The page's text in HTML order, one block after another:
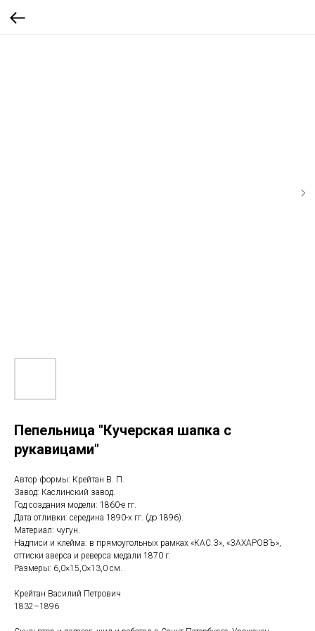
Пепельница "Кучерская шапка с
рукавицами"
Автор формы: Крейтан В. П.
Завод: Каслинский завод.
Год создания модели: 1860-е гг.
Дата отливки: середина 1890-х гг. (до 1896).
Материал: чугун.
Надписи и клейма: в прямоугольных рамках «КАС.З», «ЗАХАРОВЪ»,
оттиски аверса и реверса медали 1870 г.
Размеры: 6,0×15,0×13,0 см.
Крейтан Василий Петрович
1832–1896